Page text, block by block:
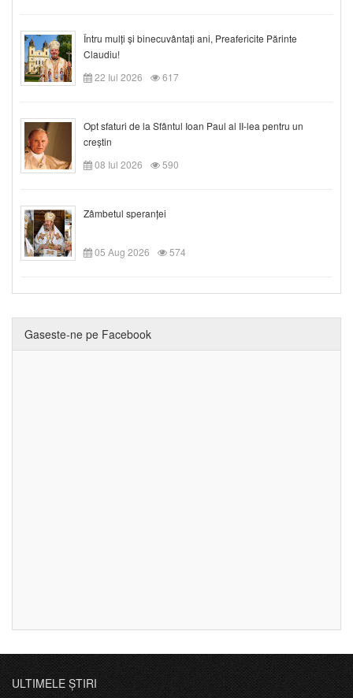
Întru mulți și binecuvântați ani, Preafericite Părinte
Claudiu!
22 Iul 2026
617
Opt sfaturi de la Sfântul Ioan Paul al II-lea pentru un
creștin
08 Iul 2026
590
Zâmbetul speranței
05 Aug 2026 574
Gaseste-ne pe Facebook
ULTIMELE ȘTIRI